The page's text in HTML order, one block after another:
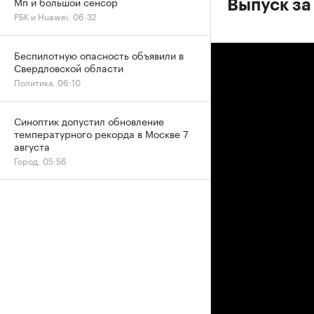
Выпуск
РБК и Huawei, 06:32
Беспилотную опасность объявили в
Свердловской области
Политика, 06:10
Синоптик допустил обновление
температурного рекорда в Москве 7
августа
Город, 05:56